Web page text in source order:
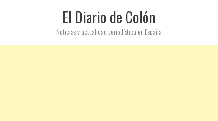
El Diario de Colón
Noticias y actualidad periodística en España